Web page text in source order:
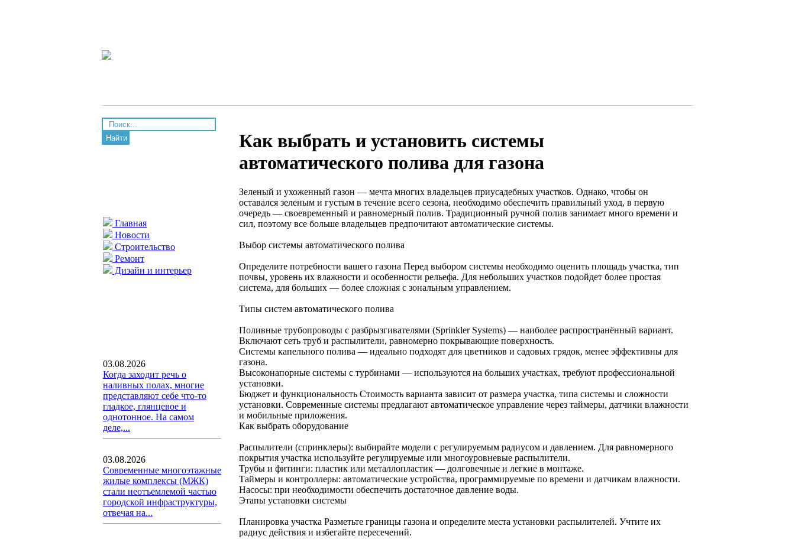
Найти
Главная
Новости
Строительство
Ремонт
Дизайн и интерьер
03.08.2026
Когда заходит речь о
наливных полах, многие
представляют себе что-то
гладкое, глянцевое и
однотонное. На самом
деле,...
03.08.2026
Современные многоэтажные
жилые комплексы (МЖК)
стали неотъемлемой частью
городской инфраструктуры,
отвечая на...
Как выбрать и установить системы
автоматического полива для газона
Зеленый и ухоженный газон — мечта многих владельцев приусадебных участков. Однако, чтобы он
оставался зеленым и густым в течение всего сезона, необходимо обеспечить правильный уход, в первую
очередь — своевременный и равномерный полив. Традиционный ручной полив занимает много времени и
сил, поэтому все больше владельцев предпочитают автоматические системы.
Выбор системы автоматического полива
Определите потребности вашего газона Перед выбором системы необходимо оценить площадь участка, тип
почвы, уровень их влажности и особенности рельефа. Для небольших участков подойдет более простая
система, для больших — более сложная с зональным управлением.
Типы систем автоматического полива
Поливные трубопроводы с разбрызгивателями (Sprinkler Systems) — наиболее распространённый вариант.
Включают сеть труб и распылители, равномерно покрывающие поверхность.
Системы капельного полива — идеально подходят для цветников и садовых грядок, менее эффективны для
газона.
Высоконапорные системы с турбинами — используются на больших участках, требуют профессиональной
установки.
Бюджет и функциональность Стоимость варианта зависит от размера участка, типа системы и сложности
установки. Современные системы предлагают автоматическое управление через таймеры, датчики влажности
и мобильные приложения.
Как выбрать оборудование
Распылители (спринклеры): выбирайте модели с регулируемым радиусом и давлением. Для равномерного
покрытия участка используйте регулируемые или многоуровневые распылители.
Трубы и фитинги: пластик или металлопластик — долговечные и легкие в монтаже.
Таймеры и контроллеры: автоматические устройства, программируемые по времени и датчикам влажности.
Насосы: при необходимости обеспечить достаточное давление воды.
Этапы установки системы
Планировка участка Разметьте границы газона и определите места установки распылителей. Учтите их
радиус действия и избегайте пересечений.